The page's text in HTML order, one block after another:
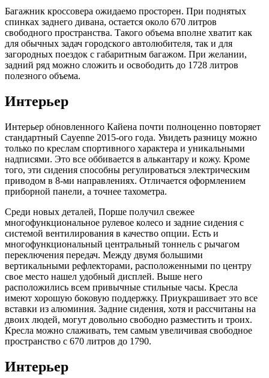
Багажник кроссовера ожидаемо просторен. При поднятых
спинках заднего дивана, остается около 670 литров
свободного пространства. Такого объема вполне хватит как
для обычных задач городского автолюбителя, так и для
загородных поездок с габаритным багажом. При желании,
задний ряд можно сложить и освободить до 1728 литров
полезного объема.
Интерьер
Интерьер обновленного Кайена почти полноценно повторяет
стандартный Cayenne 2015-ого года. Увидеть разницу можно
только по креслам спортивного характера и уникальными
надписями. Это все оббивается в алькантару и кожу. Кроме
того, эти сидения способны регулироваться электрическим
приводом в 8-ми направлениях. Отличается оформлением
приборной панели, а точнее тахометра.
Среди новых деталей, Порше получил свежее
многофункциональное рулевое колесо и задние сидения с
системой вентилирования в качество опции. Есть и
многофункциональный центральный тоннель с рычагом
переключения передач. Между двумя большими
вертикальными рефлекторами, расположенными по центру
свое место нашел удобный дисплей. Выше него
расположились всем привычные стильные часы. Кресла
имеют хорошую боковую поддержку. Приукрашивает это все
вставки из алюминия. Задние сидения, хотя и рассчитаны на
двоих людей, могут довольно свободно разместить и троих.
Кресла можно слаживать, тем самым увеличивая свободное
пространство с 670 литров до 1790.
Интерьер